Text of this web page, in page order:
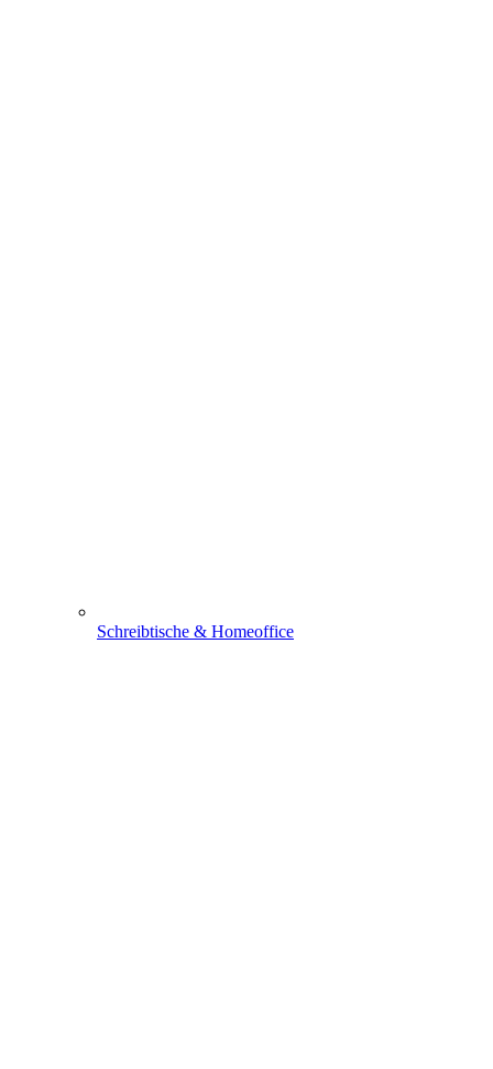
Schreibtische & Homeoffice